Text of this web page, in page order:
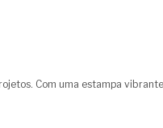
Com uma estampa